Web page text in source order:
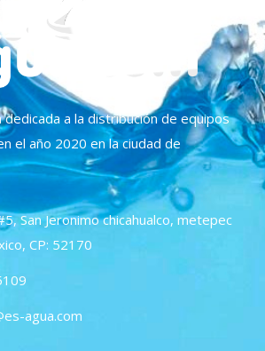
dedicada a la distribución de equipos
el año 2020 en la ciudad de
San Jeronimo chicahualco, metepec
CP: 52170
agua.com